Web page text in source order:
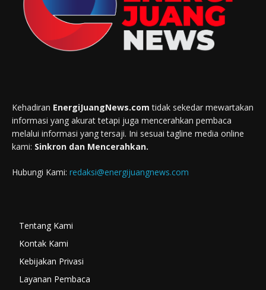
Kehadiran EnergiJuangNews.com tidak sekedar mewartakan
informasi yang akurat tetapi juga mencerahkan pembaca
melalui informasi yang tersaji. Ini sesuai tagline media online
kami: Sinkron dan Mencerahkan.
Hubungi Kami: redaksi@energijuangnews.com
Tentang Kami
Kontak Kami
Kebijakan Privasi
Layanan Pembaca